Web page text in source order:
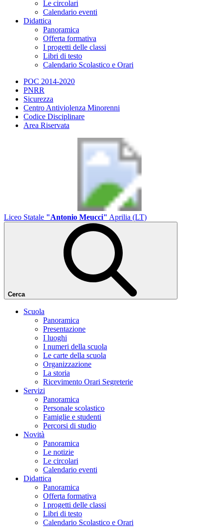
Le circolari
Calendario eventi
Didattica
Panoramica
Offerta formativa
I progetti delle classi
Libri di testo
Calendario Scolastico e Orari
POC 2014-2020
PNRR
Sicurezza
Centro Antiviolenza Minorenni
Codice Disciplinare
Area Riservata
Liceo Statale "Antonio Meucci" Aprilia (LT)
Cerca
Scuola
Panoramica
Presentazione
I luoghi
I numeri della scuola
Le carte della scuola
Organizzazione
La storia
Ricevimento Orari Segreterie
Servizi
Panoramica
Personale scolastico
Famiglie e studenti
Percorsi di studio
Novità
Panoramica
Le notizie
Le circolari
Calendario eventi
Didattica
Panoramica
Offerta formativa
I progetti delle classi
Libri di testo
Calendario Scolastico e Orari